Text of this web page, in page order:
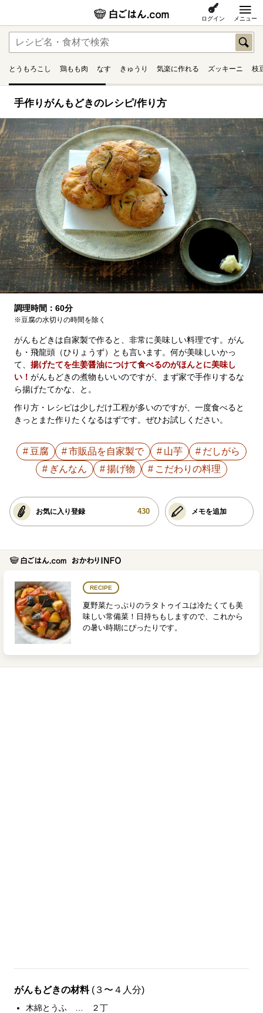
ログイン メニュー
とうもろこし 鶏もも肉 なす きゅうり 気楽に作れる ズッキーニ 枝
手作りがんもどきのレシピ/作り方
調理時間：60分
※豆腐の水切りの時間を除く
がんもどきは自家製で作ると、非常に美味しい料理です。がん
も・飛龍頭（ひりょうず）とも言います。何が美味しいかっ
て、 揚げたてを生姜醤油につけて食べるのがほんとに美味し
い！ がんもどきの煮物もいいのですが、まず家で手作りするな
ら揚げたてかな、と。
作り方・レシピは少しだけ工程が多いのですが、一度食べると
きっとまた作りたくなるはずです。ぜひお試しください。
豆腐 市販品を自家製で 山芋
だしがら
ぎんなん
揚げ物 こだわりの料理
お気に入り登録 430 メモを追加
RECIPE
夏野菜たっぷりのラタトゥイユは冷たくても美
味しい常備菜！日持ちもしますので、これから
の暑い時期にぴったりです。
がんもどきの材料 (３〜４人分)
木綿とうふ … ２丁